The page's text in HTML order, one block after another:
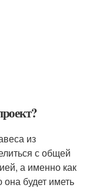
из
с общей
а именно как
она будет иметь